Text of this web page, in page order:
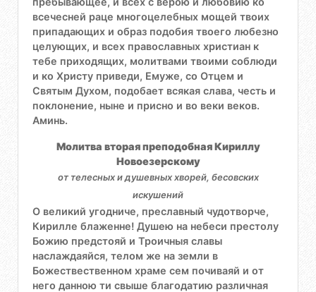
всечесней раце многоцелебных мощей твоих
припадающих и образ подобия твоего любезно
целующих, и всех православных христиан к
тебе приходящих, молитвами твоими соблюди
и ко Христу приведи, Емуже, со Отцем и
Святым Духом, подобает всякая слава, честь и
поклонение, ныне и присно и во веки веков.
Аминь.
Молитва вторая преподобная Кириллу
Новоезерскому
от телесных и душевных хворей, бесовских
искушений
О великий угодниче, преславный чудотворче,
Кирилле блаженне! Душею на небеси престолу
Божию предстояй и Троичныя славы
наслаждаяйся, телом же на земли в
Божествественном храме сем почиваяй и от
него данною ти свыше благодатию различная